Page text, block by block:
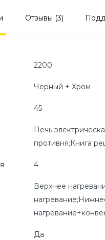
Отзывы (3)
2200
Черный + Хром
45
Печь
противня;Книга
4
Верхнее
Да